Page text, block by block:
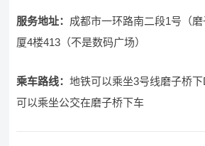
服务地址： 成都市一环路南二段1号（
厦4楼413（不是数码广场）
乘车路线：地铁可以乘坐3号线磨子桥
可以乘坐公交在磨子桥下车